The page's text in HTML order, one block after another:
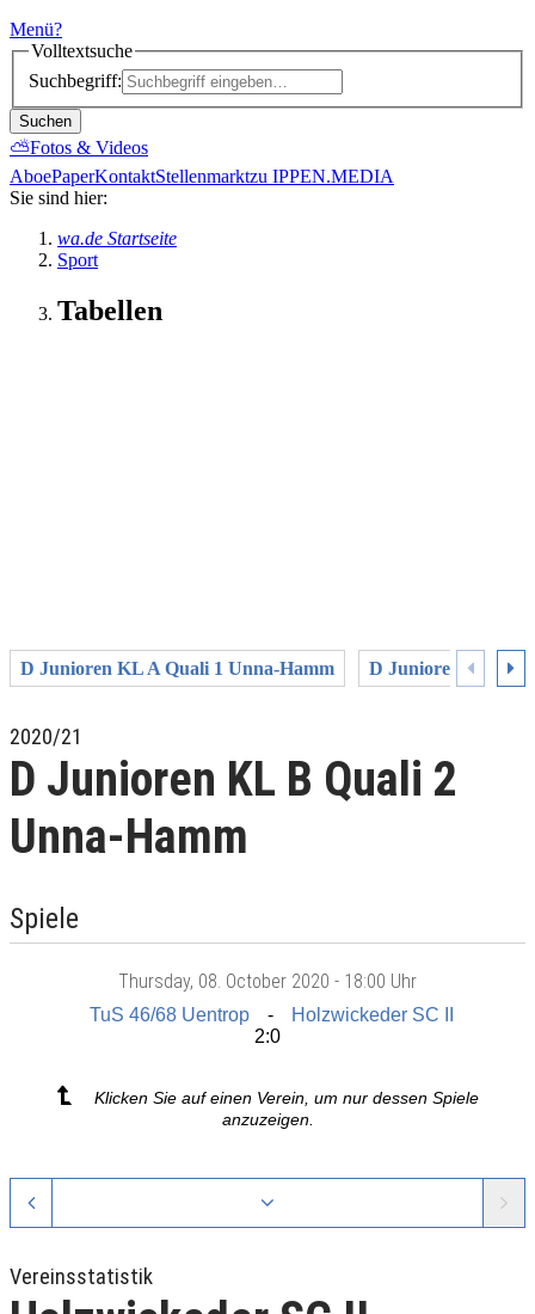
Menü?
Volltextsuche
Suchbegriff:
Suchen
⛅Fotos & Videos
AboePaperKontaktStellenmarktzu IPPEN.MEDIA
Sie sind hier:
wa.de Startseite
Sport
Tabellen
D Junioren KL A Quali 1 Unna-Hamm D Junioren KL A
2020/21
D Junioren KL B Quali 2
Unna-Hamm
Spiele
Thursday, 08. October 2020 - 18:00 Uhr
TuS 46/68 Uentrop
Holzwickeder SC II
2:0
Klicken Sie auf einen Verein, um nur dessen Spiele
anzuzeigen.
Vereinsstatistik